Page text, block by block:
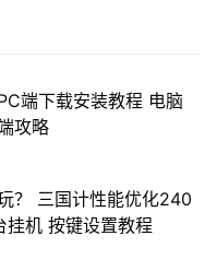
端下载安装教程 电脑
攻略
？ 三国计性能优化240
挂机 按键设置教程